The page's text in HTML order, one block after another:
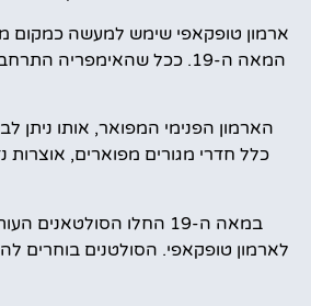
הארמון הפנימי המפואר, אותו
כלל חדרי מגורים מפוארים,
במאה ה-19 החלו הסולטאנים העות'מאנים להעדיף את ארמון דולמבחצ'ה (
לארמון טופקאפי. הסולטנים בוחרים